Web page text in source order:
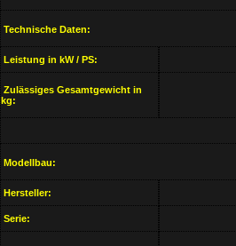
Technische Daten:
Leistung in kW / PS:
Zulässiges Gesamtgewicht in
kg:
Modellbau:
Hersteller:
Serie: